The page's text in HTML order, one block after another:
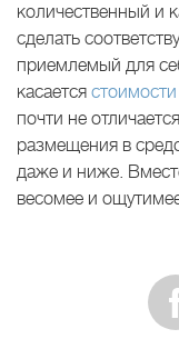
количественный и
сделать
приемлемый для
касается
почти не
размещения в
даже и ниже.
весомее и